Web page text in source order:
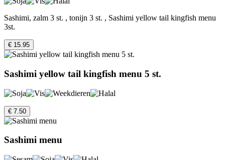
Sashimi, zalm 3 st. , tonijn 3 st. , Sashimi yellow tail kingfish menu
3st.
€ 15.95
Sashimi yellow tail kingfish menu 5 st.
€ 7.50
Sashimi menu